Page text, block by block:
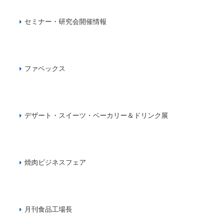
セミナー・研究会開催情報
ファベックス
デザート・スイーツ・ベーカリー＆ドリンク展
焼肉ビジネスフェア
月刊食品工場長